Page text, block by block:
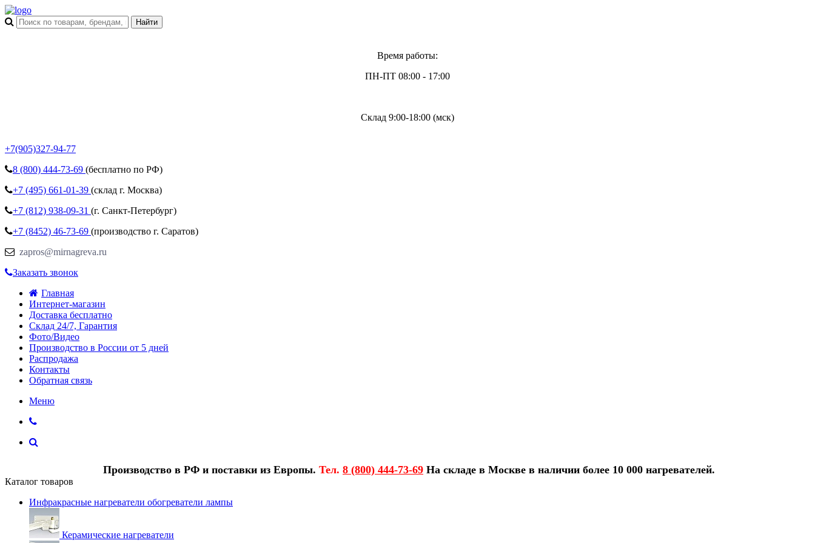
Время работы:
ПН-ПТ 08:00 - 17:00
Склад 9:00-18:00 (мск)
+7(905)327-94-77
8 (800) 444-73-69 (бесплатно по РФ)
+7 (495) 661-01-39 (склад г. Москва)
+7 (812) 938-09-31 (г. Санкт-Петербург)
+7 (8452) 46-73-69 (производство г. Саратов)
zapros@mirnagreva.ru
Заказать звонок
Главная
Интернет-магазин
Доставка бесплатно
Склад 24/7, Гарантия
Фото/Видео
Производство в России от 5 дней
Распродажа
Контакты
Обратная связь
Меню
Производство в РФ и поставки из Европы. Тел. 8 (800) 444-73-69 На складе в Москве в наличии более 10 000 нагревателей.
Каталог товаров
Инфракрасные нагреватели обогреватели лампы
Керамические нагреватели